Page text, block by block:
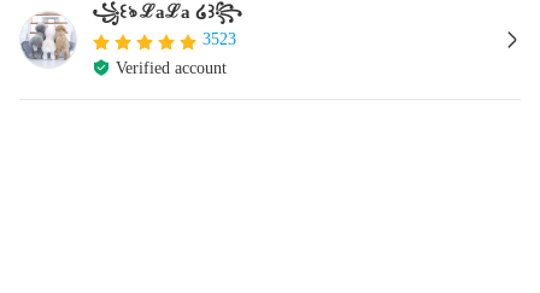
꧁꒰ঌ ℒaℒa ໒꒱꧂
3523
Verified account